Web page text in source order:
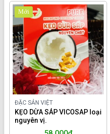
ĐẶC SẢN VIỆT
KẸO DỪA SÁP VICOSAP loại
nguyên vị.
Mới